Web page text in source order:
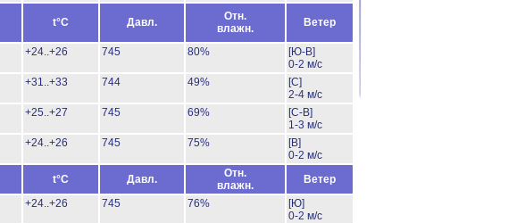
t°C Давл.
Отн.
влажн.
Ветер
+24..+26 745 80%
[Ю-В]
0-2 м/с
+31..+33 744 49%
[С]
2-4 м/с
+25..+27 745 69%
[С-В]
1-3 м/с
+24..+26 745 75%
[В]
0-2 м/с
t°C Давл.
Отн.
влажн.
Ветер
+24..+26 745 76%
[Ю]
0-2 м/с